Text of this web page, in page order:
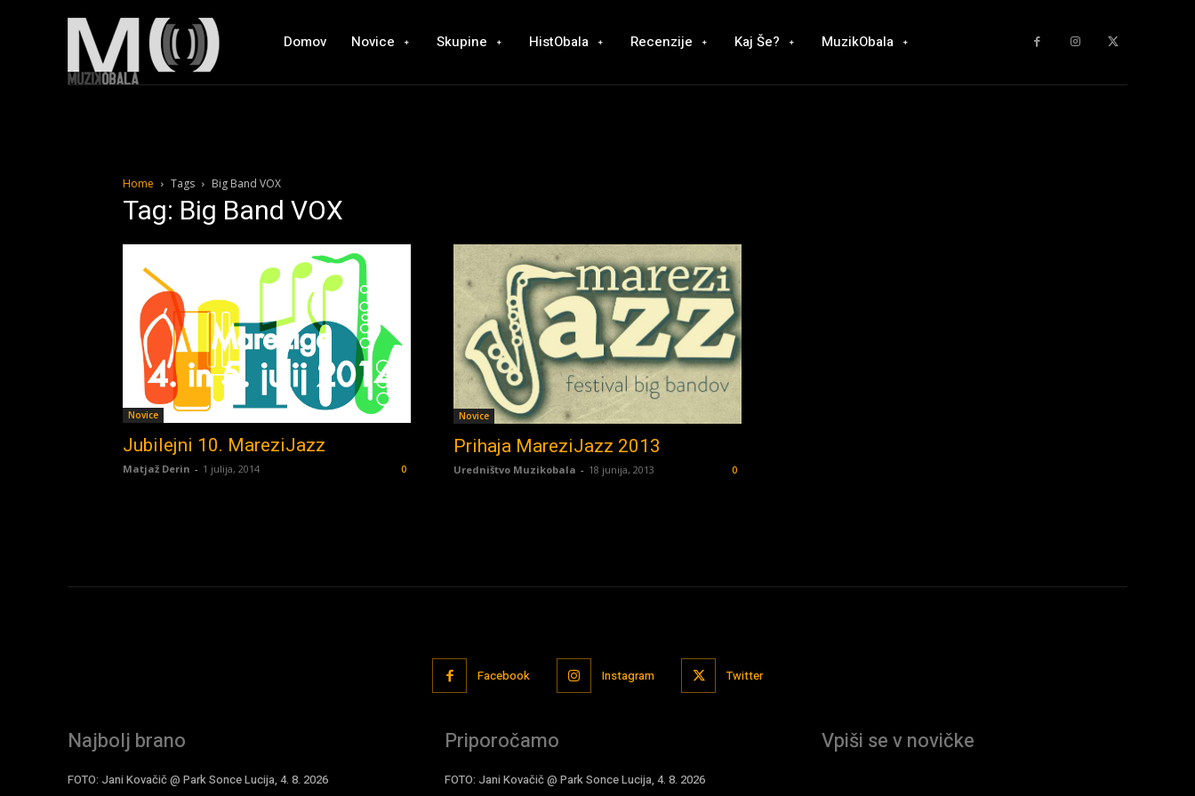
Domov Novice Skupine HistObala Recenzije Kaj Še? MuzikObala
Home Tags Big Band VOX
Tag: Big Band VOX
Novice
Jubilejni 10. MareziJazz
Matjaž Derin - 1 julija, 2014 0
Novice
Prihaja MareziJazz 2013
Uredništvo Muzikobala - 18 junija, 2013 0
Facebook Instagram Twitter
Najbolj brano
FOTO: Jani Kovačič @ Park Sonce Lucija, 4. 8. 2026
Priporočamo
FOTO: Jani Kovačič @ Park Sonce Lucija, 4. 8. 2026
Vpiši se v novičke